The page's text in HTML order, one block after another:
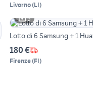
Livorno(LI)
5
Lotto di 6 Samsung + 1
180 €
Firenze(FI)